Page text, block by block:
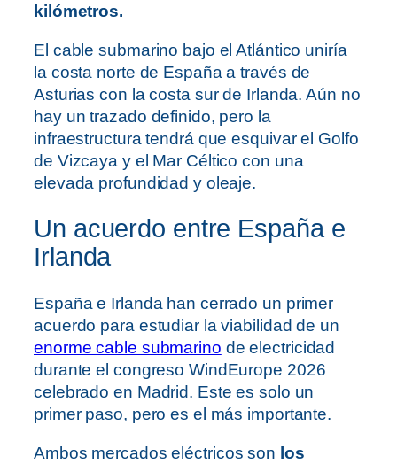
kilómetros.
El cable submarino bajo el Atlántico uniría
la costa norte de España a través de
Asturias con la costa sur de Irlanda. Aún no
hay un trazado definido, pero la
infraestructura tendrá que esquivar el Golfo
de Vizcaya y el Mar Céltico con una
elevada profundidad y oleaje.
Un acuerdo entre España e
Irlanda
España e Irlanda han cerrado un primer
acuerdo para estudiar la viabilidad de un
enorme cable submarino de electricidad
durante el congreso WindEurope 2026
celebrado en Madrid. Este es solo un
primer paso, pero es el más importante.
Ambos mercados eléctricos son los